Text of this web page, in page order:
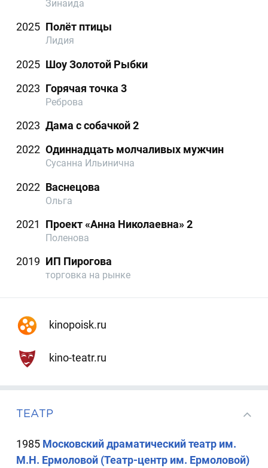
Зинаида
2025 Полёт птицы
Лидия
2025 Шоу Золотой Рыбки
2023 Горячая точка 3
Реброва
2023 Дама с собачкой 2
2022 Одиннадцать молчаливых мужчин
Сусанна Ильинична
2022 Васнецова
Ольга
2021 Проект «Анна Николаевна» 2
Поленова
2019 ИП Пирогова
торговка на рынке
kinopoisk.ru
kino-teatr.ru
ТЕАТР
1985 Московский драматический театр им.
М.Н. Ермоловой (Театр-центр им. Ермоловой)